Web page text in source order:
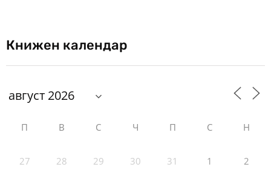
Книжен календар
П В С Ч П С Н
27 28 29 30 31 1 2